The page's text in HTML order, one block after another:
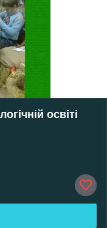
освіті